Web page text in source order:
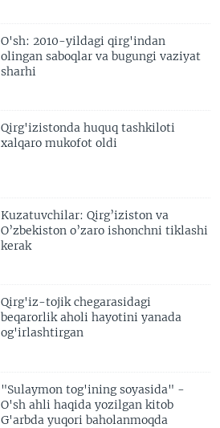
O'sh: 2010-yildagi qirg'indan
olingan saboqlar va bugungi vaziyat
sharhi
Qirg'izistonda huquq tashkiloti
xalqaro mukofot oldi
Kuzatuvchilar: Qirg’iziston va
O’zbekiston o’zaro ishonchni tiklashi
kerak
Qirg'iz-tojik chegarasidagi
beqarorlik aholi hayotini yanada
og'irlashtirgan
"Sulaymon tog'ining soyasida" -
O'sh ahli haqida yozilgan kitob
G'arbda yuqori baholanmoqda